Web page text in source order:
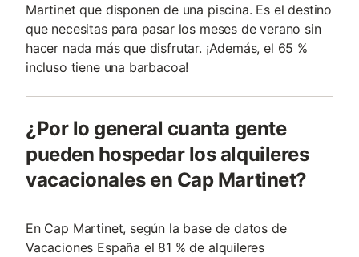
Martinet que disponen de una piscina. Es el destino
que necesitas para pasar los meses de verano sin
hacer nada más que disfrutar. ¡Además, el 65 %
incluso tiene una barbacoa!
¿Por lo general cuanta gente
pueden hospedar los alquileres
vacacionales en Cap Martinet?
En Cap Martinet, según la base de datos de
Vacaciones España el 81 % de alquileres